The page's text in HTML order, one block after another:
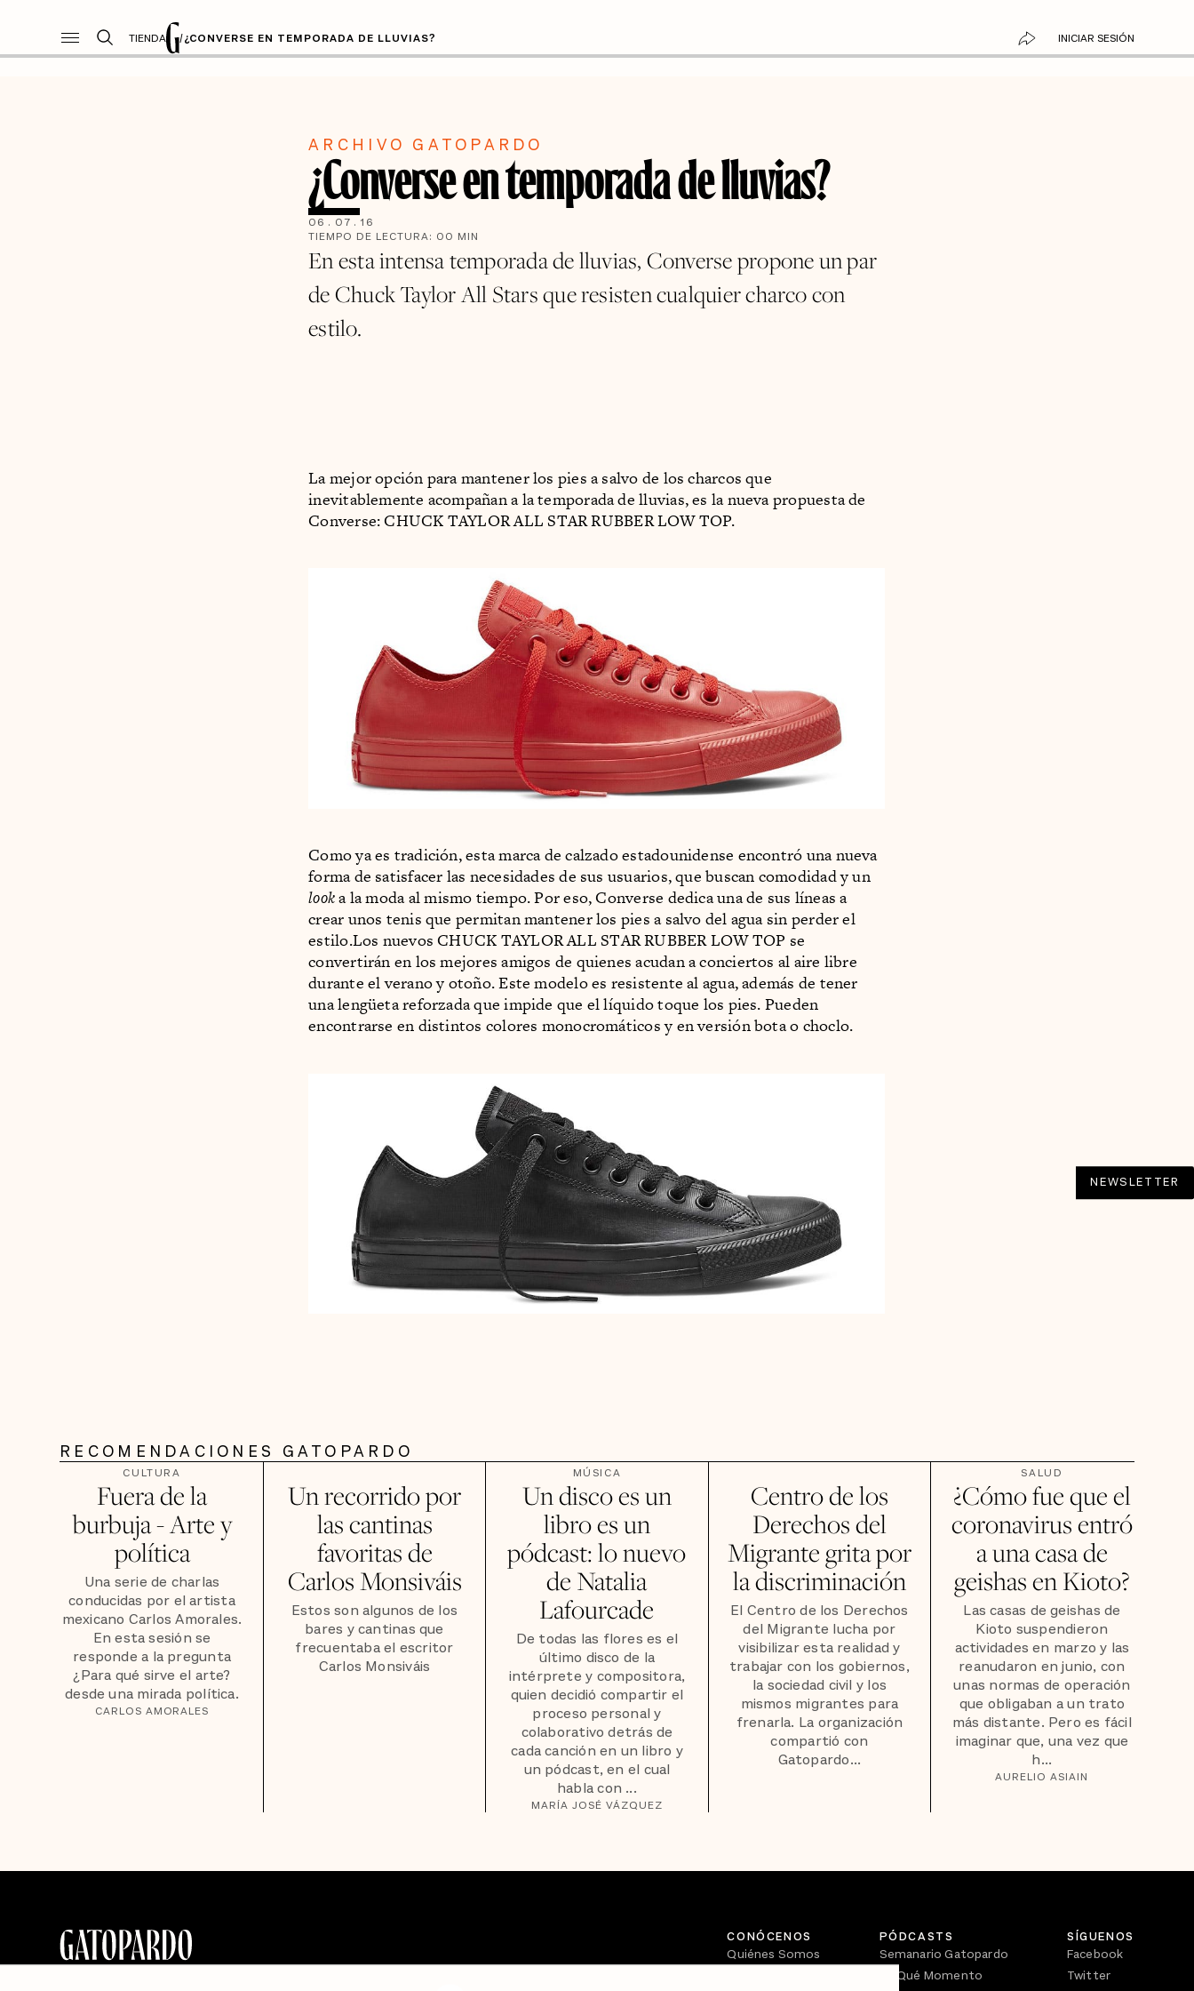
TIENDA /¿CONVERSE EN TEMPORADA DE LLUVIAS? INICIAR SESIÓN
ARCHIVO GATOPARDO
¿Converse en temporada de lluvias?
06 . 07 . 16
TIEMPO DE LECTURA: 00 MIN
En esta intensa temporada de lluvias, Converse propone un par
de Chuck Taylor All Stars que resisten cualquier charco con
estilo.
La mejor opción para mantener los pies a salvo de los charcos que
inevitablemente acompañan a la temporada de lluvias, es la nueva propuesta de
Converse: CHUCK TAYLOR ALL STAR RUBBER LOW TOP.
Como ya es tradición, esta marca de calzado estadounidense encontró una nueva
forma de satisfacer las necesidades de sus usuarios, que buscan comodidad y un
looka la moda al mismo tiempo. Por eso, Converse dedica una de sus líneas a
crear unos tenis que permitan mantener los pies a salvo del agua sin perder el
estilo.Los nuevos CHUCK TAYLOR ALL STAR RUBBER LOW TOP se
convertirán en los mejores amigos de quienes acudan a conciertos al aire libre
durante el verano y otoño. Este modelo es resistente al agua, además de tener
una lengüeta reforzada que impide que el líquido toque los pies. Pueden
encontrarse en distintos colores monocromáticos y en versión bota o choclo.
NEWSLETTER
RECOMENDACIONES GATOPARDO
CULTURA
Fuera de la
burbuja - Arte y
política
Una serie de charlas
conducidas por el artista
mexicano Carlos Amorales.
En esta sesión se
responde a la pregunta
¿Para qué sirve el arte?
desde una mirada política.
CARLOS AMORALES
Un recorrido por
las cantinas
favoritas de
Carlos Monsiváis
Estos son algunos de los
bares y cantinas que
frecuentaba el escritor
Carlos Monsiváis
MÚSICA
Un disco es un
libro es un
pódcast: lo nuevo
de Natalia
Lafourcade
De todas las flores es el
último disco de la
intérprete y compositora,
quien decidió compartir el
proceso personal y
colaborativo detrás de
cada canción en un libro y
un pódcast, en el cual
habla con ...
MARÍA JOSÉ VÁZQUEZ
Centro de los
Derechos del
Migrante grita por
la discriminación
El Centro de los Derechos
del Migrante lucha por
visibilizar esta realidad y
trabajar con los gobiernos,
la sociedad civil y los
mismos migrantes para
frenarla. La organización
compartió con
Gatopardo...
SALUD
¿Cómo fue que el
coronavirus entró
a una casa de
geishas en Kioto?
Las casas de geishas de
Kioto suspendieron
actividades en marzo y las
reanudaron en junio, con
unas normas de operación
que obligaban a un trato
más distante. Pero es fácil
imaginar que, una vez que
h...
AURELIO ASIAIN
CONÓCENOS
Quiénes Somos
PÓDCASTS
Semanario Gatopardo
En Qué Momento
SÍGUENOS
Facebook
Twitter